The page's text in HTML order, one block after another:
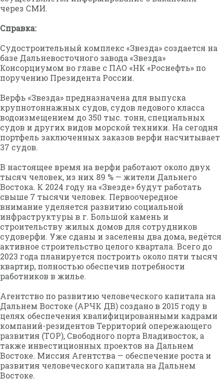
через СМИ.
Справка:
Судостроительный комплекс «Звезда» создается на
базе Дальневосточного завода «Звезда»
Консорциумом во главе с ПАО «НК «Роснефть» по
поручению Президента России.
Верфь «Звезда» предназначена для выпуска
крупнотоннажных судов, судов ледового класса
водоизмещением до 350 тыс. тонн, специальных
судов и других видов морской техники. На сегодня
портфель заключенных заказов верфи насчитывает
37 судов.
В настоящее время на верфи работают около двух
тысяч человек, из них 89 % — жители Дальнего
Востока. К 2024 году на «Звезде» будут работать
свыше 7 тысячи человек. Первоочередное
внимание уделяется развитию социальной
инфраструктуры в г. Большой камень и
строительству жилых домов для сотрудников
судоверфи. Уже сданы и заселены два дома, ведётся
активное строительство целого квартала. Всего до
2023 года планируется построить около пяти тысяч
квартир, полностью обеспечив потребности
работников в жилье.
Агентство по развитию человеческого капитала на
Дальнем Востоке (АРЧК ДВ) создано в 2015 году в
целях обеспечения квалифицированными кадрами
компаний-резидентов Территорий опережающего
развития (ТОР), Свободного порта Владивосток, а
также инвестиционных проектов на Дальнем
Востоке. Миссия Агентства — обеспечение роста и
развития человеческого капитала на Дальнем
Востоке.